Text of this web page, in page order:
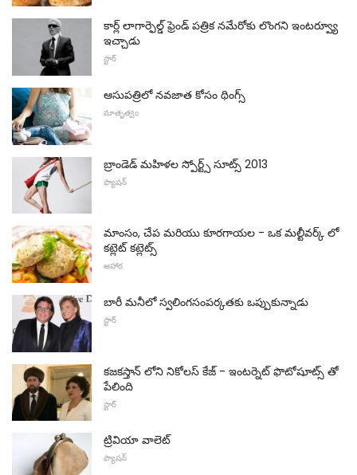
కార్ల్ లాగార్ఫెల్డ్ ఫ్రెండ్ పత్రిక నమేరోకు లొంగని ఇంటర్వ్యూ
ఇచ్చాడు
స్టార్
ఆసుపత్రిలో నవజాత కోసం థింగ్స్
మాతృత్వం
బ్రాండెడ్ మహిళల స్పోర్ట్స్ సూట్స్ 2013
ఫ్యాషన్
మాంసం, చేప మరియు కూరగాయల - ఒక మల్టీవర్క్ లో
కట్లెట్ కట్లెట్స్
ఆహార
బారీ మనీలో స్వలింగసంపర్కతకు ఒప్పుకున్నాడు
స్టార్
కజకస్తాన్ లోని నికోలస్ కేజ్ - ఇంటర్నెట్ ఫొటోషూట్స్ తో
పేలింది
స్టార్
ట్రివియా వాలెట్
ఫ్యాషన్